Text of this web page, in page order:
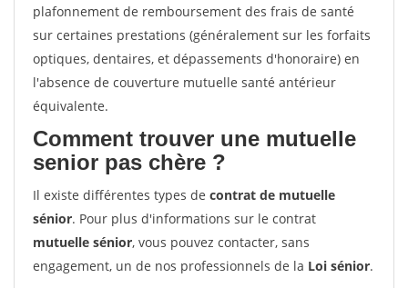
plafonnement de remboursement des frais de santé
sur certaines prestations (généralement sur les forfaits
optiques, dentaires, et dépassements d'honoraire) en
l'absence de couverture mutuelle santé antérieur
équivalente.
Comment trouver une mutuelle
senior pas chère ?
Il existe différentes types de contrat de mutuelle
sénior. Pour plus d'informations sur le contrat
mutuelle sénior, vous pouvez contacter, sans
engagement, un de nos professionnels de la Loi sénior.